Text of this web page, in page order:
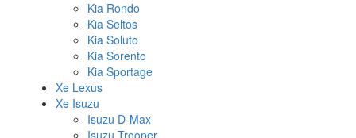
Kia Rondo
Kia Seltos
Kia Soluto
Kia Sorento
Kia Sportage
Xe Lexus
Xe Isuzu
Isuzu D-Max